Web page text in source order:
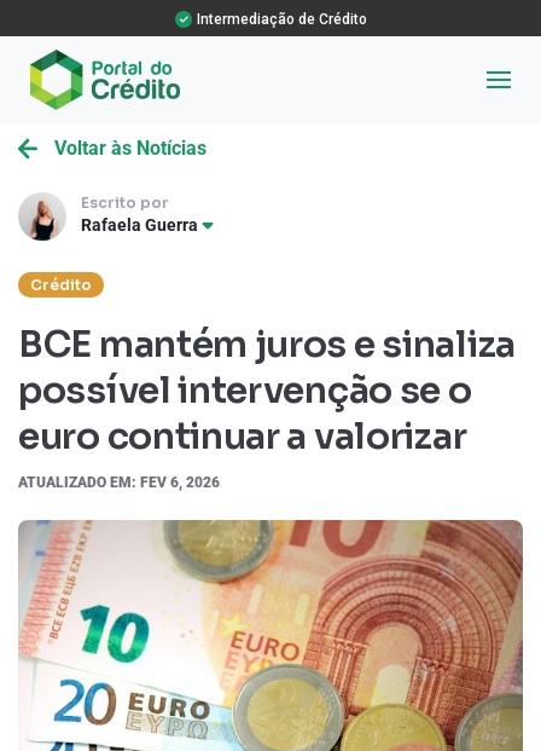
Intermediação de Crédito
Voltar às Notícias
Escrito por
Rafaela Guerra
Crédito
BCE mantém juros e sinaliza
possível intervenção se o
euro continuar a valorizar
ATUALIZADO EM: FEV 6, 2026